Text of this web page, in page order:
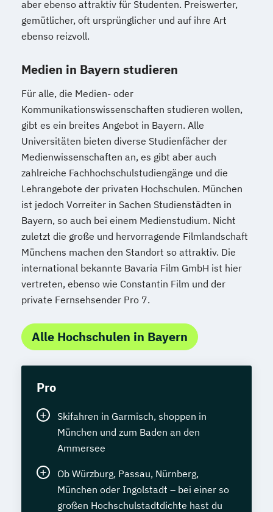
aber ebenso attraktiv für Studenten. Preiswerter,
gemütlicher, oft ursprünglicher und auf ihre Art
ebenso reizvoll.
Medien in Bayern studieren
Für alle, die Medien- oder
Kommunikationswissenschaften studieren wollen,
gibt es ein breites Angebot in Bayern. Alle
Universitäten bieten diverse Studienfächer der
Medienwissenschaften an, es gibt aber auch
zahlreiche Fachhochschulstudiengänge und die
Lehrangebote der privaten Hochschulen. München
ist jedoch Vorreiter in Sachen Studienstädten in
Bayern, so auch bei einem Medienstudium. Nicht
zuletzt die große und hervorragende Filmlandschaft
Münchens machen den Standort so attraktiv. Die
international bekannte Bavaria Film GmbH ist hier
vertreten, ebenso wie Constantin Film und der
private Fernsehsender Pro 7.
Alle Hochschulen in Bayern
Pro
Skifahren in Garmisch, shoppen in
München und zum Baden an den
Ammersee
Ob Würzburg, Passau, Nürnberg,
München oder Ingolstadt – bei einer so
großen Hochschulstadtdichte hast du